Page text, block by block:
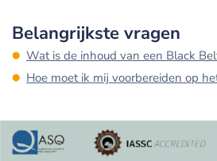
Belangrijkste vragen
Wat is de inhoud van een Black
Hoe moet ik mij voorbereiden op